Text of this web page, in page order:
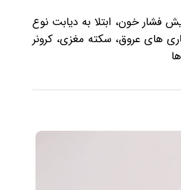
فشار خون، ابتلا به دیابت نوع
های عروق، سکته مغزی، کرونر